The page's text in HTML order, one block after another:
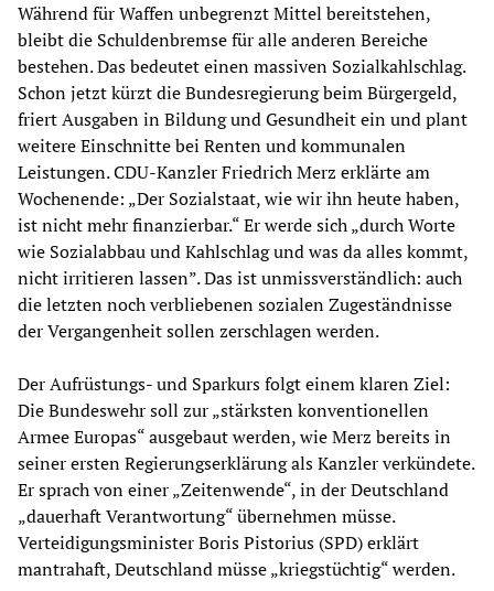
Während für Waffen unbegrenzt Mittel bereitstehen,
bleibt die Schuldenbremse für alle anderen Bereiche
bestehen. Das bedeutet einen massiven Sozialkahlschlag.
Schon jetzt kürzt die Bundesregierung beim Bürgergeld,
friert Ausgaben in Bildung und Gesundheit ein und plant
weitere Einschnitte bei Renten und kommunalen
Leistungen. CDU-Kanzler Friedrich Merz erklärte am
Wochenende: „Der Sozialstaat, wie wir ihn heute haben,
ist nicht mehr finanzierbar.“ Er werde sich „durch Worte
wie Sozialabbau und Kahlschlag und was da alles kommt,
nicht irritieren lassen”. Das ist unmissverständlich: auch
die letzten noch verbliebenen sozialen Zugeständnisse
der Vergangenheit sollen zerschlagen werden.
Der Aufrüstungs- und Sparkurs folgt einem klaren Ziel:
Die Bundeswehr soll zur „stärksten konventionellen
Armee Europas“ ausgebaut werden, wie Merz bereits in
seiner ersten Regierungserklärung als Kanzler verkündete.
Er sprach von einer „Zeitenwende“, in der Deutschland
„dauerhaft Verantwortung“ übernehmen müsse.
Verteidigungsminister Boris Pistorius (SPD) erklärt
mantrahaft, Deutschland müsse „kriegstüchtig“ werden.